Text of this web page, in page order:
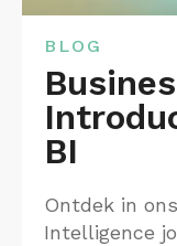
BLOG
BI
Ontdek in
Intelligence